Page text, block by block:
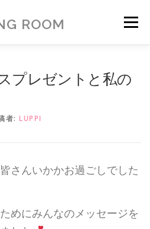
ROOM メニュー
プレゼントと私の
者: LUPPI
さんいかかお過ごしでした
めにみんなのメッセージを